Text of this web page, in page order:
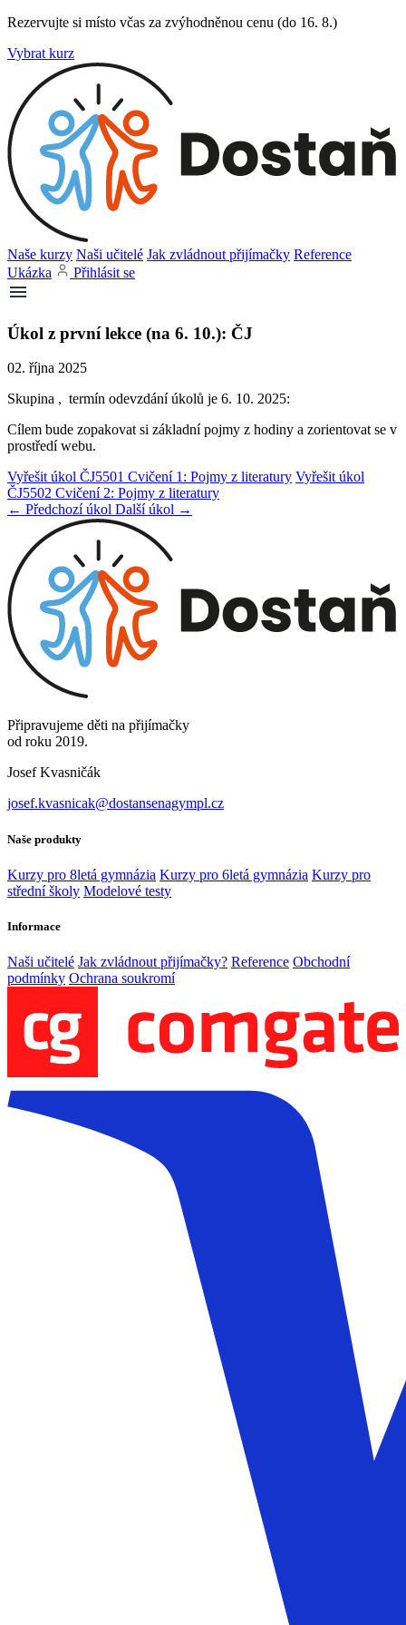
Rezervujte si místo včas za zvýhodněnou cenu (do 16. 8.)
Vybrat kurz
Naše kurzy Naši učitelé Jak zvládnout přijímačky Reference
Ukázka
Přihlásit se
Úkol z první lekce (na 6. 10.): ČJ
02. října 2025
Skupina , termín odevzdání úkolů je 6. 10. 2025:
Cílem bude zopakovat si základní pojmy z hodiny a zorientovat se v
prostředí webu.
Vyřešit úkol ČJ5501 Cvičení 1: Pojmy z literatury Vyřešit úkol
ČJ5502 Cvičení 2: Pojmy z literatury
← Předchozí úkol Další úkol →
Připravujeme děti na přijímačky
od roku 2019.
Josef Kvasničák
josef.kvasnicak@dostansenagympl.cz
Naše produkty
Kurzy pro 8letá gymnázia Kurzy pro 6letá gymnázia Kurzy pro
střední školy Modelové testy
Informace
Naši učitelé Jak zvládnout přijímačky? Reference Obchodní
podmínky Ochrana soukromí